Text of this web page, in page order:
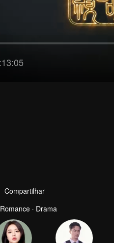
Compartilhar
Romance · Drama